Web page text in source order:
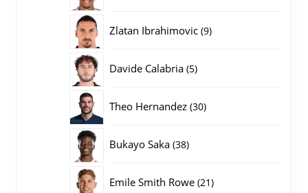
Zlatan Ibrahimovic 99
Davide Calabria 55
Theo Hernandez 3030
Bukayo Saka 3838
Emile Smith Rowe 2121